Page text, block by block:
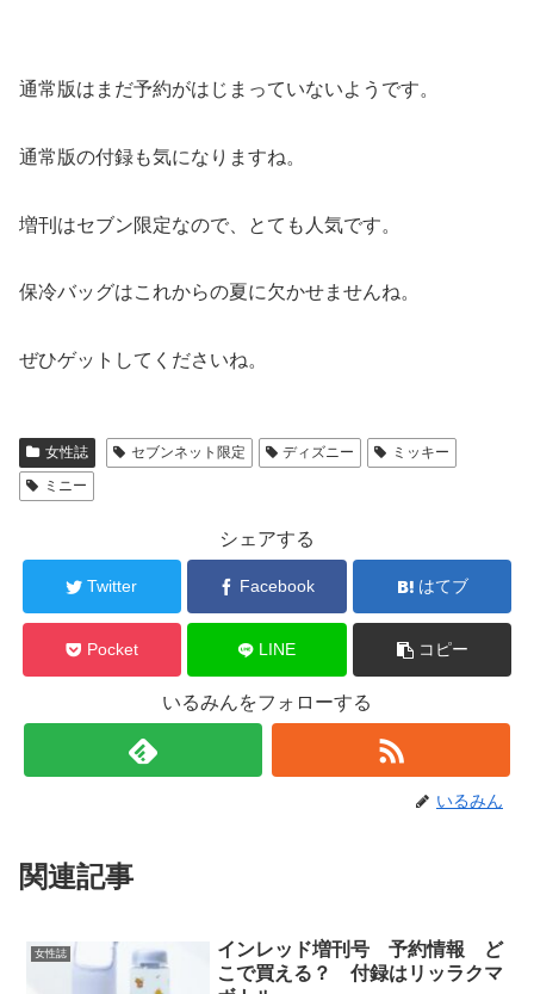
通常版はまだ予約がはじまっていないようです。
通常版の付録も気になりますね。
増刊はセブン限定なので、とても人気です。
保冷バッグはこれからの夏に欠かせませんね。
ぜひゲットしてくださいね。
女性誌 セブンネット限定 ディズニー
ミッキー
ミニー
シェアする
Twitter Facebook はてブ
Pocket LINE コピー
いるみんをフォローする
いるみん
関連記事
女性誌
インレッド増刊号 予約情報 ど
こで買える？ 付録はリッラクマ